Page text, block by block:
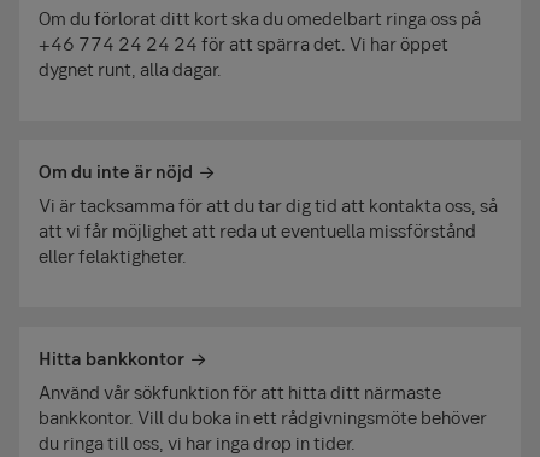
Vardagar 8:30–17
Helgdagar 10–18
Sök efter ditt bankkontor
Om du förlorat ditt kort ska du omedelbart ringa oss på
+46 774 24 24 24 för att spärra det. Vi har öppet
dygnet runt, alla dagar.
Om du inte är nöjd
Vi är tacksamma för att du tar dig tid att kontakta oss, så
att vi får möjlighet att reda ut eventuella missförstånd
eller felaktigheter.
Hitta bankkontor
Använd vår sökfunktion för att hitta ditt närmaste
bankkontor. Vill du boka in ett rådgivningsmöte behöver
du ringa till oss, vi har inga drop in tider.